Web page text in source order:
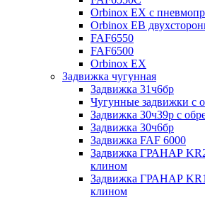
Orbinox EX с
Orbinox EB
FAF6550
FAF6500
Orbinox EX
Задвижка чугунная
Задвижка 31ч6бр
Чугунные задвижки с
Задвижка 30ч39р с
Задвижка 30ч6бр
Задвижка FAF 6000
Задвижка ГРАНАР
клином
Задвижка ГРАНАР
клином